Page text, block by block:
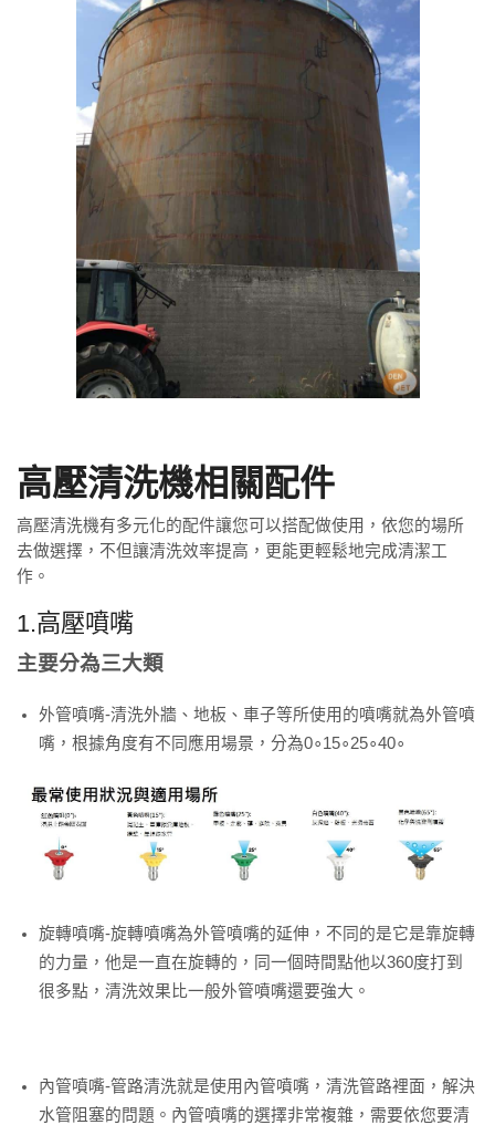
高壓清洗機相關配件
高壓清洗機有多元化的配件讓您可以搭配做使用，依您的場所
去做選擇，不但讓清洗效率提高，更能更輕鬆地完成清潔工
作。
1.高壓噴嘴
主要分為三大類
外管噴嘴-清洗外牆、地板、車子等所使用的噴嘴就為外管噴
嘴，根據角度有不同應用場景，分為0∘15∘25∘40∘
旋轉噴嘴-旋轉噴嘴為外管噴嘴的延伸，不同的是它是靠旋轉
的力量，他是一直在旋轉的，同一個時間點他以360度打到
很多點，清洗效果比一般外管噴嘴還要強大。
內管噴嘴-管路清洗就是使用內管噴嘴，清洗管路裡面，解決
水管阻塞的問題。內管噴嘴的選擇非常複雜，需要依您要清